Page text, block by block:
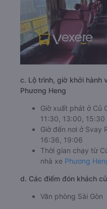
c. Lộ trình, giờ khởi hành
Phương Heng
Giờ xuất phát ở Củ
11:30, 13:00, 15:30
Giờ đến nơi ở Svay
16:36, 19:06
Thời gian chạy từ
nhà xe Phương
d. Các điểm đón khách
Văn phòng Sài Gòn